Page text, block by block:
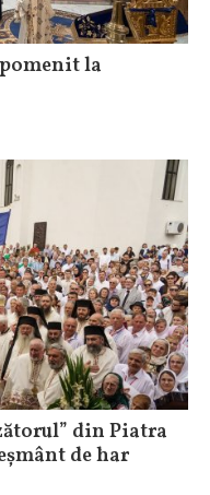
la
din Piatra
de har